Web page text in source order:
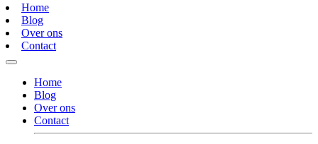
Home
Blog
Over ons
Contact
Home
Blog
Over ons
Contact